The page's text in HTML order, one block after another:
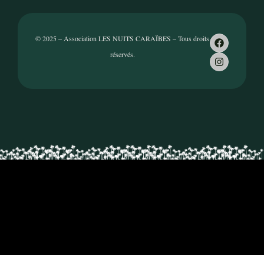
© 2025 – Association LES NUITS CARAÏBES – Tous droits
réservés.